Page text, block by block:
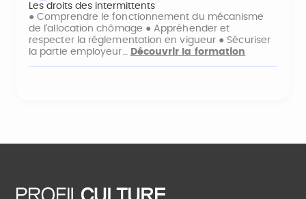
Les droits des intermittents
● Comprendre le fonctionnement du mécanisme
de l’allocation chômage ● Appréhender et
respecter la réglementation en vigueur ● Sécuriser
la partie employeur… Découvrir la formation